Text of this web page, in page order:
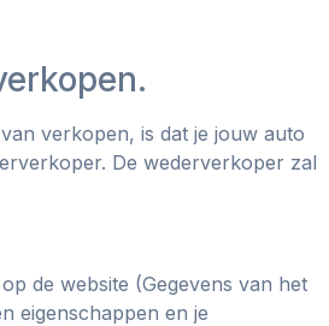
verkopen, is dat je jouw auto
De wederverkoper zal
de website (Gegevens van het
eigenschappen en je